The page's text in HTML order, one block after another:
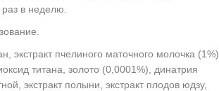
в неделю.
экстракт пчелиного маточного молочка (1%),
титана, золото (0,0001%), динатрия
экстракт полыни, экстракт плодов юдзу,